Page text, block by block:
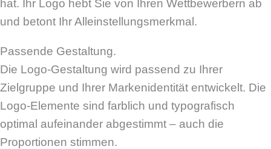
hat. Ihr Logo hebt Sie von Ihren Wettbewerbern ab
und betont Ihr Alleinstellungsmerkmal.
Passende Gestaltung.
Die Logo-Gestaltung wird passend zu Ihrer
Zielgruppe und Ihrer Markenidentität entwickelt. Die
Logo-Elemente sind farblich und typografisch
optimal aufeinander abgestimmt – auch die
Proportionen stimmen.